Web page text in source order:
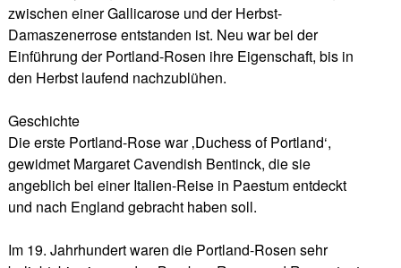
zwischen einer Gallicarose und der Herbst-
Damaszenerrose entstanden ist. Neu war bei der
Einführung der Portland-Rosen ihre Eigenschaft, bis in
den Herbst laufend nachzublühen.
Geschichte
Die erste Portland-Rose war ‚Duchess of Portland‘,
gewidmet Margaret Cavendish Bentinck, die sie
angeblich bei einer Italien-Reise in Paestum entdeckt
und nach England gebracht haben soll.
Im 19. Jahrhundert waren die Portland-Rosen sehr